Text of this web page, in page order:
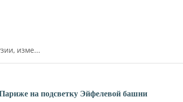
изме...
на подсветку Эйфелевой башни